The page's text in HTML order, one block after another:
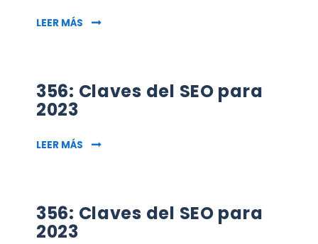
LEER MÁS 356: CLAVES DEL SEO PARA 2023
356: Claves del SEO para
2023
LEER MÁS 356: CLAVES DEL SEO PARA 2023
356: Claves del SEO para
2023